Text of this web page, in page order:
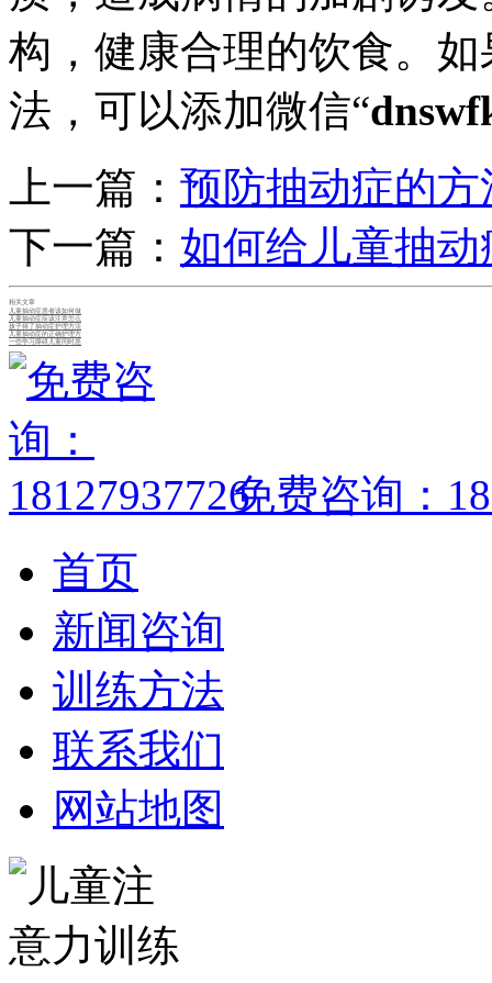
构，健康合理的饮食。
法，可以添加微信“
上一篇： 预防抽动症的方
下一篇： 如何给儿童抽
相关文章
儿童抽动症患者该如何做
儿童抽动症应该注意怎么
孩子得了抽动症护理方法
儿童抽动症的正确护理方
一些学习障碍儿童同时患
免费咨询：
首页
新闻咨询
训练方法
联系我们
网站地图